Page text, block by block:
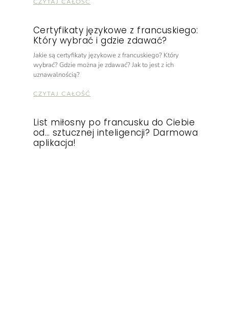
Certyfikaty językowe z francuskiego:
Który wybrać i gdzie zdawać?
Jakie są certyfikaty językowe z francuskiego? Który
wybrać? Gdzie można je zdawać? Jak to jest z ich
uznawalnością?
CZYTAJ CAŁOŚĆ
List miłosny po francusku do Ciebie
od… sztucznej inteligencji? Darmowa
aplikacja!